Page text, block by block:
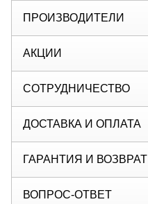
ПРОИЗВОДИТЕЛИ
АКЦИИ
СОТРУДНИЧЕСТВО
ДОСТАВКА И ОПЛАТА
ГАРАНТИЯ И ВОЗВРАТ
ВОПРОС-ОТВЕТ